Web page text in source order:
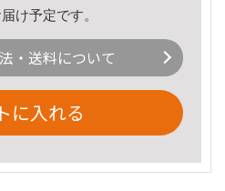
け予定です。
・送料について
に入れる